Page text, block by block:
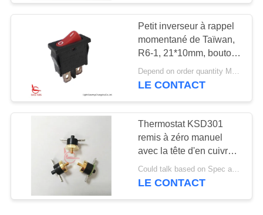
PLAN
PRIVACY
POLICY
Petit inverseur à rappel
momentané de Taïwan,
R6-1, 21*10mm, bouton
rouge, SPST, 6A 250V
Depend on order quantity MOQ:3000pcs
LE CONTACT
Thermostat KSD301
remis à zéro manuel
avec la tête d'en cuivre
de vis pour le fabricant
de café
Could talk based on Spec and Qty. MOQ:1000ea
LE CONTACT